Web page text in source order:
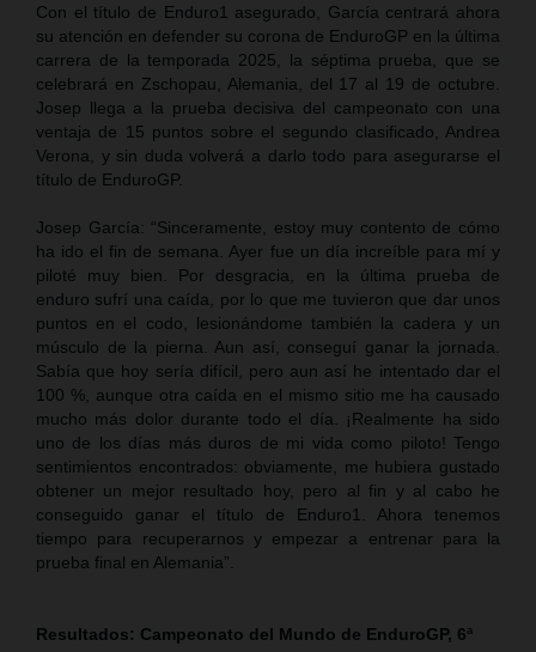
Con el título de Enduro1 asegurado, García centrará ahora
su atención en defender su corona de EnduroGP en la última
carrera de la temporada 2025, la séptima prueba, que se
celebrará en Zschopau, Alemania, del 17 al 19 de octubre.
Josep llega a la prueba decisiva del campeonato con una
ventaja de 15 puntos sobre el segundo clasificado, Andrea
Verona, y sin duda volverá a darlo todo para asegurarse el
título de EnduroGP.
Josep García: “Sinceramente, estoy muy contento de cómo
ha ido el fin de semana. Ayer fue un día increíble para mí y
piloté muy bien. Por desgracia, en la última prueba de
enduro sufrí una caída, por lo que me tuvieron que dar unos
puntos en el codo, lesionándome también la cadera y un
músculo de la pierna. Aun así, conseguí ganar la jornada.
Sabía que hoy sería difícil, pero aun así he intentado dar el
100 %, aunque otra caída en el mismo sitio me ha causado
mucho más dolor durante todo el día. ¡Realmente ha sido
uno de los días más duros de mi vida como piloto! Tengo
sentimientos encontrados: obviamente, me hubiera gustado
obtener un mejor resultado hoy, pero al fin y al cabo he
conseguido ganar el título de Enduro1. Ahora tenemos
tiempo para recuperarnos y empezar a entrenar para la
prueba final en Alemania”.
Resultados: Campeonato del Mundo de EnduroGP, 6ª